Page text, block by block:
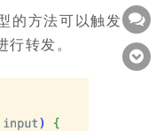
的方法可以触发
转发。